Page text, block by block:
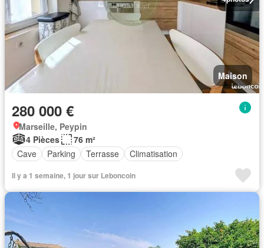
Maison
280 000 €
Marseille, Peypin
4 Pièces
76 m²
Cave
Parking Terrasse Climatisation
Il y a 1 semaine, 1 jour sur Leboncoin